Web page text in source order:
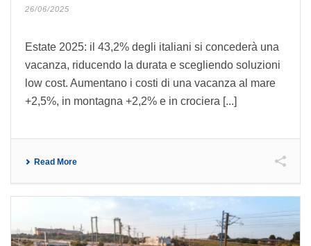
26/06/2025
Estate 2025: il 43,2% degli italiani si concederà una
vacanza, riducendo la durata e scegliendo soluzioni
low cost. Aumentano i costi di una vacanza al mare
+2,5%, in montagna +2,2% e in crociera [...]
Read More